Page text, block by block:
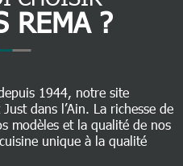
REMA ?
1944, notre site
dans l’Ain. La richesse de
modèles et la qualité de nos
unique à la qualité